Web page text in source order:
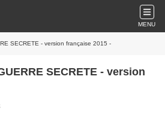
MENU
SECRETE - version française 2015 -
SECRETE - version